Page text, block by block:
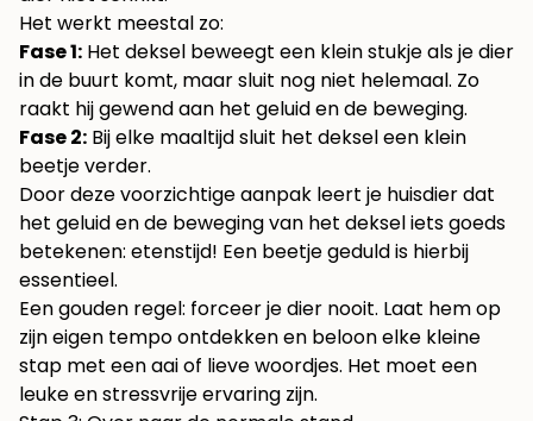
Het werkt meestal zo:
Fase 1: Het deksel beweegt een klein stukje als je dier
in de buurt komt, maar sluit nog niet helemaal. Zo
raakt hij gewend aan het geluid en de beweging.
Fase 2: Bij elke maaltijd sluit het deksel een klein
beetje verder.
Door deze voorzichtige aanpak leert je huisdier dat
het geluid en de beweging van het deksel iets goeds
betekenen: etenstijd! Een beetje geduld is hierbij
essentieel.
Een gouden regel: forceer je dier nooit. Laat hem op
zijn eigen tempo ontdekken en beloon elke kleine
stap met een aai of lieve woordjes. Het moet een
leuke en stressvrije ervaring zijn.